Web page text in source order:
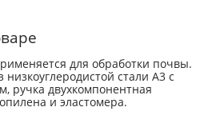
для обработки почвы.
низкоуглеродистой стали A3 с
ручка двухкомпонентная
и эластомера.